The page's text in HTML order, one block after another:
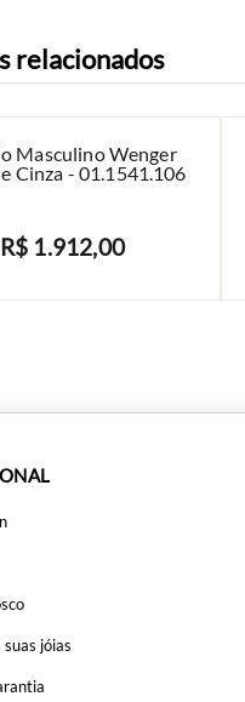
relacionados
Masculino Wenger
Cinza - 01.1541.106
R$ 1.912,00
AVISE-ME
jóias